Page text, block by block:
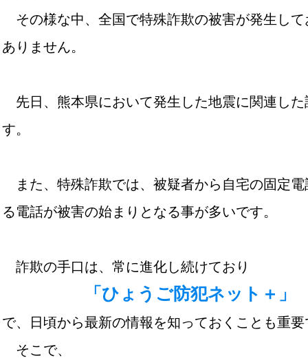
その様な中、全国で特殊詐欺の被害が発生し
ありません。
先日、熊本県において発生した地震に関連し
す。
また、特殊詐欺では、被疑者から自宅の固定
る電話が被害の始まりとなる事が多いです。
詐欺の手口は、常に進化し続けており
「ひょうご防犯ネット＋」
で、日頃から最新の情報を知っておくことも重
そこで、